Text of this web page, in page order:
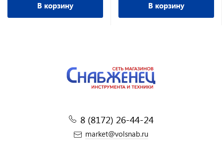
В корзину В корзину
8 (8172) 26-44-24
market@volsnab.ru